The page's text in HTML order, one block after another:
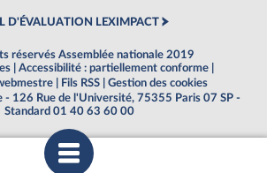
D'ÉVALUATION LEXIMPACT
réservés Assemblée nationale 2019
Accessibilité : partiellement conforme
Fils RSS
Gestion des cookies
- 126 Rue de l'Université, 75355 Paris 07 SP -
Standard 01 40 63 60 00